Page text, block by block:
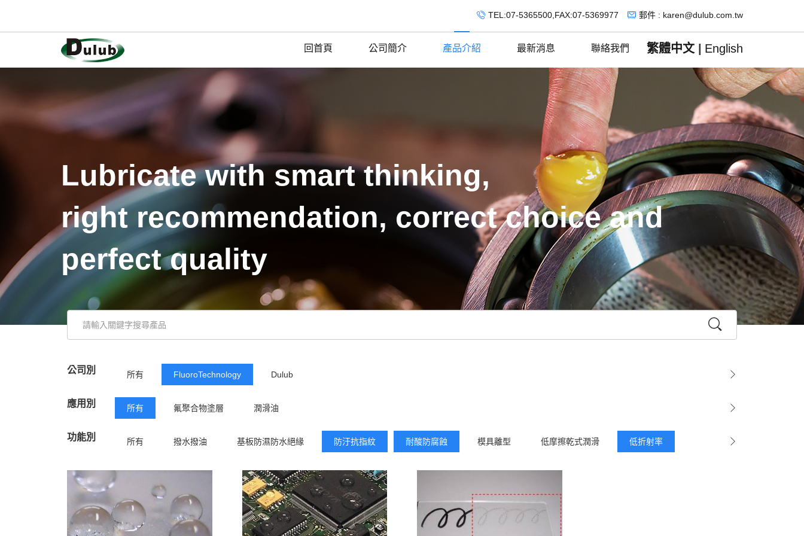
TEL:07-5365500,FAX:07-5369977 郵件 : karen@dulub.com.tw
回首頁 公司簡介 產品介紹 最新消息 聯絡我們 繁體中文 English
Lubricate with smart thinking,
right recommendation, correct choice and
perfect quality
公司別 所有 FluoroTechnology Dulub
應用別 所有 氟聚合物塗層 潤滑油
功能別 所有 撥水撥油 基板防濕防水絕緣 防汙抗指紋 耐酸防腐蝕 模具離型 低摩擦乾式潤滑 低折射率